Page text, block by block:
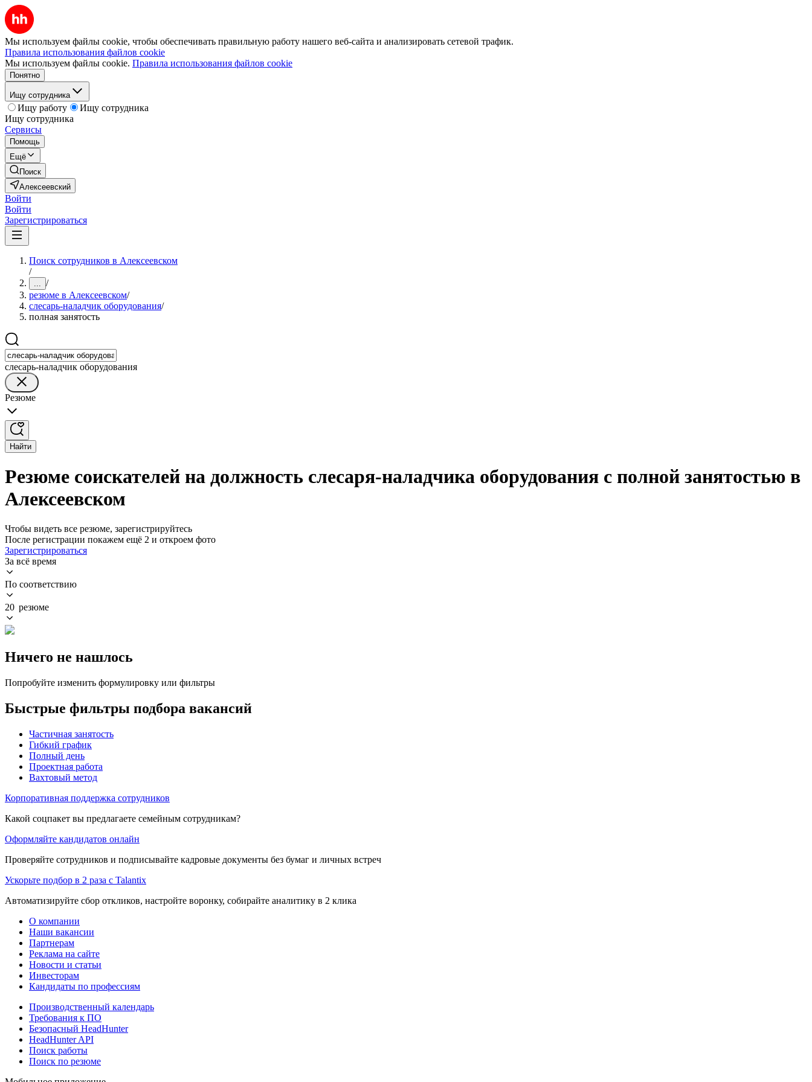
Мы используем файлы cookie, чтобы обеспечивать правильную работу нашего веб-сайта и анализировать сетевой трафик.
Правила использования файлов cookie
Мы используем файлы cookie. Правила использования файлов cookie
Понятно
Ищу сотрудника
Ищу работу
Ищу сотрудника
Ищу сотрудника
Сервисы
Помощь
Ещё
Поиск
Алексеевский
Войти
Войти
Зарегистрироваться
Поиск сотрудников в Алексеевском
/
... /
резюме в Алексеевском/
слесарь-наладчик оборудования/
полная занятость
слесарь-наладчик оборудования
Резюме
Найти
Резюме соискателей на должность слесаря-наладчика оборудования с полной занятостью в
Алексеевском
Чтобы видеть все резюме, зарегистрируйтесь
После регистрации покажем ещё 2 и откроем фото
Зарегистрироваться
За всё время
По соответствию
20 резюме
Ничего не нашлось
Попробуйте изменить формулировку или фильтры
Быстрые фильтры подбора вакансий
Частичная занятость
Гибкий график
Полный день
Проектная работа
Вахтовый метод
Корпоративная поддержка сотрудников
Какой соцпакет вы предлагаете семейным сотрудникам?
Оформляйте кандидатов онлайн
Проверяйте сотрудников и подписывайте кадровые документы без бумаг и личных встреч
Ускорьте подбор в 2 раза с Talantix
Автоматизируйте сбор откликов, настройте воронку, собирайте аналитику в 2 клика
О компании
Наши вакансии
Партнерам
Реклама на сайте
Новости и статьи
Инвесторам
Кандидаты по профессиям
Производственный календарь
Требования к ПО
Безопасный HeadHunter
HeadHunter API
Поиск работы
Поиск по резюме